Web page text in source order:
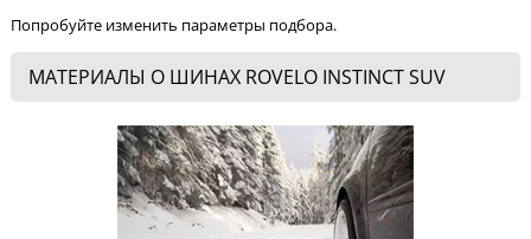
Попробуйте изменить параметры подбора.
МАТЕРИАЛЫ О ШИНАХ ROVELO INSTINCT SUV